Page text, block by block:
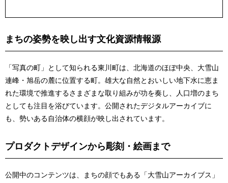
まちの姿勢を映し出す文化資源情報源
「写真の町」として知られる東川町は、北海道のほぼ中央、大雪山
連峰・旭岳の麓に位置する町。雄大な自然とおいしい地下水に恵ま
れた環境で推進するさまざまな取り組みが功を奏し、人口増のまち
としても注目を浴びています。公開されたデジタルアーカイブに
も、勢いある自治体の横顔が映し出されています。
プロダクトデザインから彫刻・絵画まで
公開中のコンテンツは、まちの顔でもある「大雪山アーカイブス」